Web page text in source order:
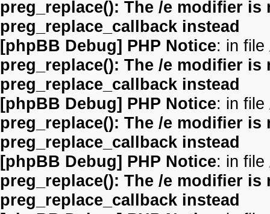
preg_replace(): The /e modifier
preg_replace_callback instead
[phpBB Debug] PHP Notice: in file
preg_replace(): The /e modifier
preg_replace_callback instead
[phpBB Debug] PHP Notice: in file
preg_replace(): The /e modifier
preg_replace_callback instead
[phpBB Debug] PHP Notice: in file
preg_replace(): The /e modifier
preg_replace_callback instead